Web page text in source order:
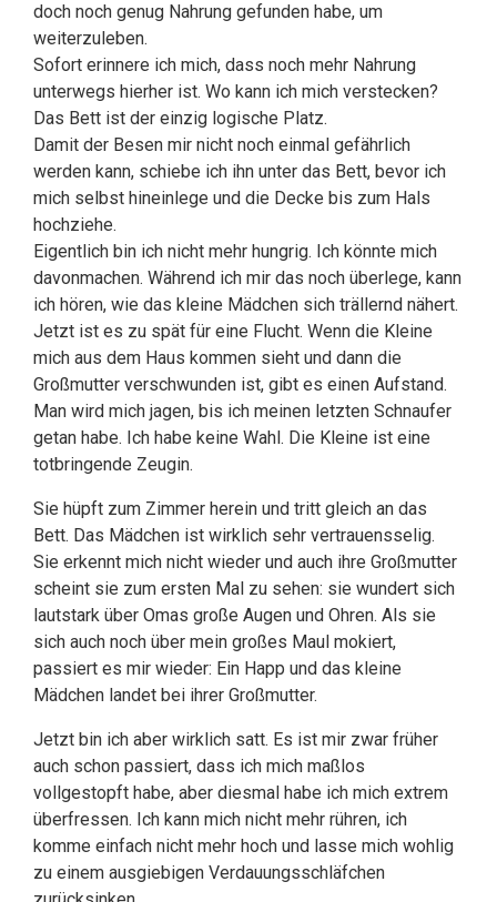
doch noch genug Nahrung gefunden habe, um
weiterzuleben.
Sofort erinnere ich mich, dass noch mehr Nahrung
unterwegs hierher ist. Wo kann ich mich verstecken?
Das Bett ist der einzig logische Platz.
Damit der Besen mir nicht noch einmal gefährlich
werden kann, schiebe ich ihn unter das Bett, bevor ich
mich selbst hineinlege und die Decke bis zum Hals
hochziehe.
Eigentlich bin ich nicht mehr hungrig. Ich könnte mich
davonmachen. Während ich mir das noch überlege, kann
ich hören, wie das kleine Mädchen sich trällernd nähert.
Jetzt ist es zu spät für eine Flucht. Wenn die Kleine
mich aus dem Haus kommen sieht und dann die
Großmutter verschwunden ist, gibt es einen Aufstand.
Man wird mich jagen, bis ich meinen letzten Schnaufer
getan habe. Ich habe keine Wahl. Die Kleine ist eine
totbringende Zeugin.
Sie hüpft zum Zimmer herein und tritt gleich an das
Bett. Das Mädchen ist wirklich sehr vertrauensselig.
Sie erkennt mich nicht wieder und auch ihre Großmutter
scheint sie zum ersten Mal zu sehen: sie wundert sich
lautstark über Omas große Augen und Ohren. Als sie
sich auch noch über mein großes Maul mokiert,
passiert es mir wieder: Ein Happ und das kleine
Mädchen landet bei ihrer Großmutter.
Jetzt bin ich aber wirklich satt. Es ist mir zwar früher
auch schon passiert, dass ich mich maßlos
vollgestopft habe, aber diesmal habe ich mich extrem
überfressen. Ich kann mich nicht mehr rühren, ich
komme einfach nicht mehr hoch und lasse mich wohlig
zu einem ausgiebigen Verdauungsschläfchen